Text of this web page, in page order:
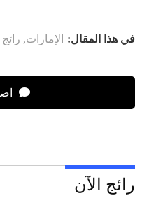
في هذا المقال: الإمارات, رائج
رائج الآن